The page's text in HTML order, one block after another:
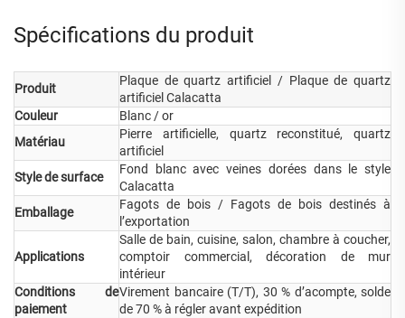
Spécifications du produit
Produit
Plaque de quartz artificiel / Plaque de quartz
artificiel Calacatta
Couleur
Blanc / or
Matériau
Pierre artificielle, quartz reconstitué, quartz
artificiel
Style de surface
Fond blanc avec veines dorées dans le style
Calacatta
Emballage
Fagots de bois / Fagots de bois destinés à
l’exportation
Applications
Salle de bain, cuisine, salon, chambre à coucher,
comptoir commercial, décoration de mur
intérieur
Conditions de
paiement
Virement bancaire (T/T), 30 % d’acompte, solde
de 70 % à régler avant expédition